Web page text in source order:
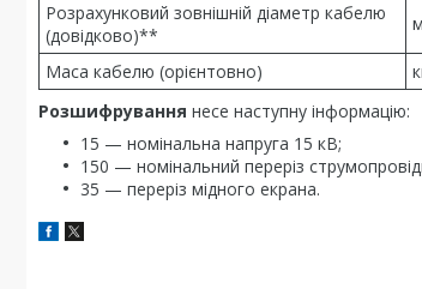
Розрахунковий зовнішній діаметр кабелю
(довідково)**
Маса кабелю (орієнтовно)
Розшифрування несе наступну інформацію:
15 — номінальна напруга 15 кВ;
150 — номінальний переріз
35 — переріз мідного екрана.